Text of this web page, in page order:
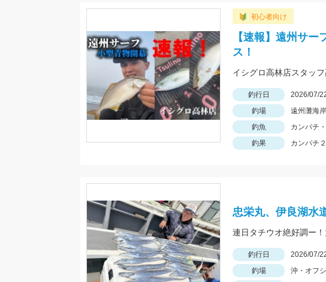
初心者向け
【速報】遠州サ
ス！
釣行日 2026/07/
釣場
遠州灘海岸
釣魚
カンパチ
釣果
カンパチ
忠栄丸、伊良湖水
連日タチウオ絶好調ー！
釣行日 2026/07/
釣場
沖・オフ